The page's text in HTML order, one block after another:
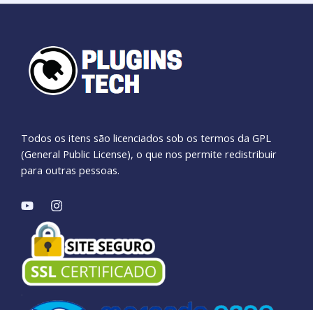
Todos os itens são licenciados sob os termos da GPL
(General Public License), o que nos permite redistribuir
para outras pessoas.